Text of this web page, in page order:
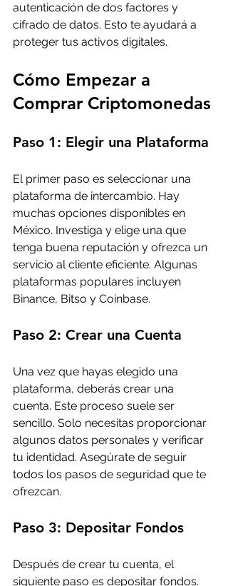
autenticación de dos factores y
cifrado de datos. Esto te ayudará a
proteger tus activos digitales.
Cómo Empezar a
Comprar Criptomonedas
Paso 1: Elegir una Plataforma
El primer paso es seleccionar una
plataforma de intercambio. Hay
muchas opciones disponibles en
México. Investiga y elige una que
tenga buena reputación y ofrezca un
servicio al cliente eficiente. Algunas
plataformas populares incluyen
Binance, Bitso y Coinbase.
Paso 2: Crear una Cuenta
Una vez que hayas elegido una
plataforma, deberás crear una
cuenta. Este proceso suele ser
sencillo. Solo necesitas proporcionar
algunos datos personales y verificar
tu identidad. Asegúrate de seguir
todos los pasos de seguridad que te
ofrezcan.
Paso 3: Depositar Fondos
Después de crear tu cuenta, el
siguiente paso es depositar fondos.